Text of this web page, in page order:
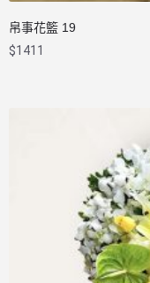
帛事花籃 19
$1411